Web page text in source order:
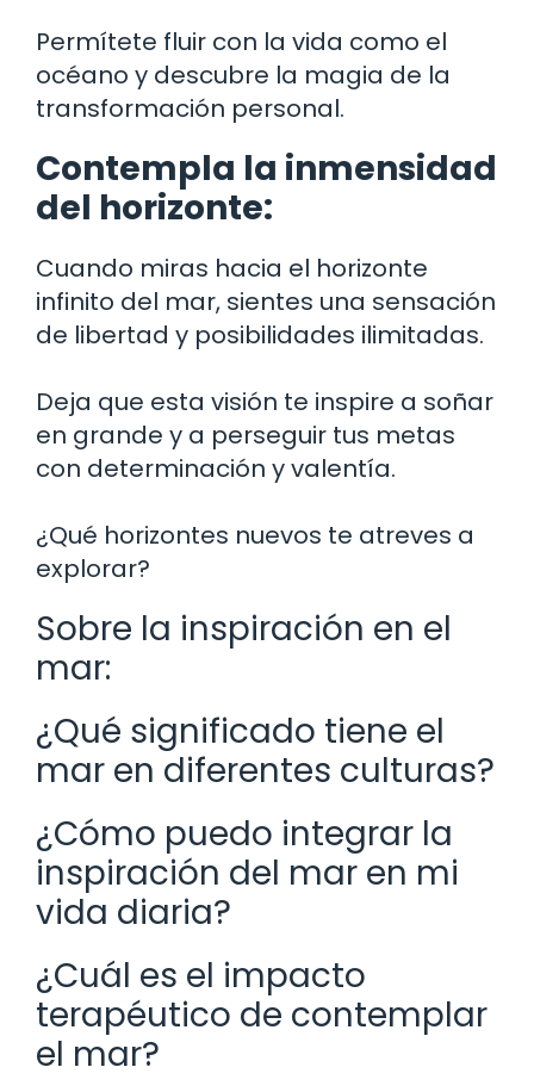
Permítete fluir con la vida como el
océano y descubre la magia de la
transformación personal.
Contempla la inmensidad
del horizonte:
Cuando miras hacia el horizonte
infinito del mar, sientes una sensación
de libertad y posibilidades ilimitadas.
Deja que esta visión te inspire a soñar
en grande y a perseguir tus metas
con determinación y valentía.
¿Qué horizontes nuevos te atreves a
explorar?
Sobre la inspiración en el
mar:
¿Qué significado tiene el
mar en diferentes culturas?
¿Cómo puedo integrar la
inspiración del mar en mi
vida diaria?
¿Cuál es el impacto
terapéutico de contemplar
el mar?